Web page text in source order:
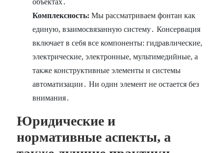
объектах․
Комплексность: Мы рассматриваем фонтан как
единую, взаимосвязанную систему․ Консервация
включает в себя все компоненты: гидравлические,
электрические, электронные, мультимедийные, а
также конструктивные элементы и системы
автоматизации․ Ни один элемент не остается без
внимания․
Юридические и
нормативные аспекты, а